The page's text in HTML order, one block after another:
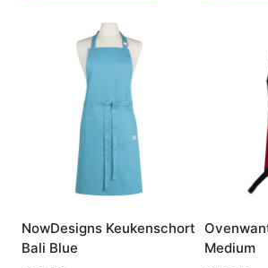
NowDesigns Keukenschort
Bali Blue
Medium